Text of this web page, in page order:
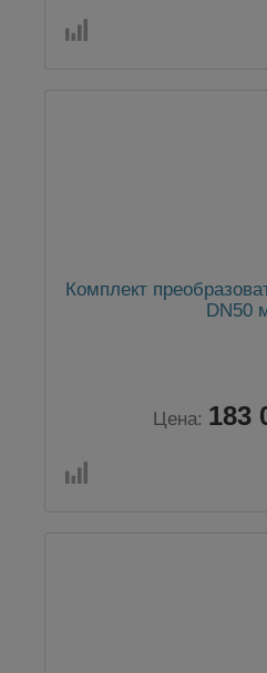
Комплект
DN50
Цена: 183